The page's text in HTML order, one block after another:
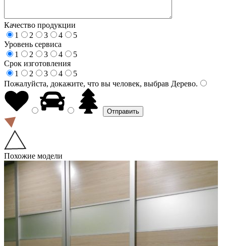
Качество продукции
1
2 3 4
5
Уровень сервиса
1
2 3 4
5
Срок изготовления
1
2 3 4
5
Пожалуйста, докажите, что вы человек, выбрав Дерево.
Похожие модели